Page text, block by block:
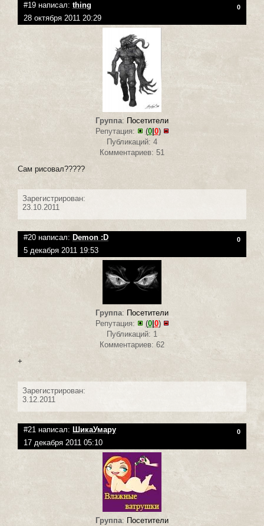
#19 написал: thing 0
28 октября 2011 20:29
Группа: Посетители
Репутация:
(0| 0)
Публикаций: 4
Комментариев: 51
Сам рисовал?????
Зарегистрирован:
23.10.2011
#20 написал: Demon :D 0
5 декабря 2011 19:53
Группа: Посетители
Репутация:
(0| 0)
Публикаций: 1
Комментариев: 62
+
Зарегистрирован:
3.12.2011
#21 написал: ШикаУмару 0
17 декабря 2011 05:10
Группа: Посетители